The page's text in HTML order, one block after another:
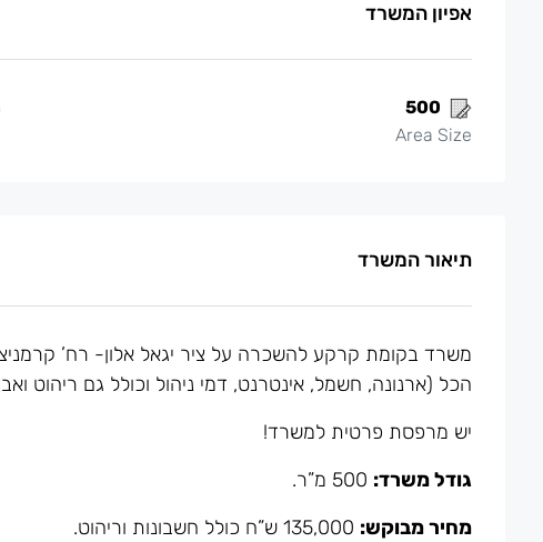
אפיון המשרד
500
Area Size
תיאור המשרד
משרד בקומת קרקע להשכרה על ציר יגאל אלון- רח’
הכל (ארנונה, חשמל, אינטרנט, דמי ניהול וכולל גם ריהוט
יש מרפסת פרטית למשרד!
גודל משרד:
מחיר מבוקש: